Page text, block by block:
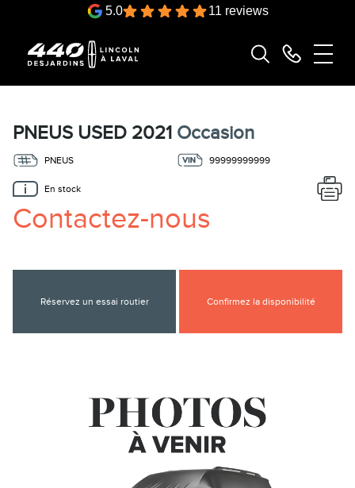
5.0 11 reviews
PNEUS USED 2021 Occasion
PNEUS 99999999999
En stock
Contactez-nous
Réservez un essai routier Confirmez la disponibilité